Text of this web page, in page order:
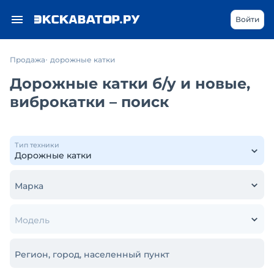
Войти
Продажа дорожные катки
Дорожные катки б/у и новые,
виброкатки – поиск
Тип техники
Марка
Модель
Регион, город, населенный пункт